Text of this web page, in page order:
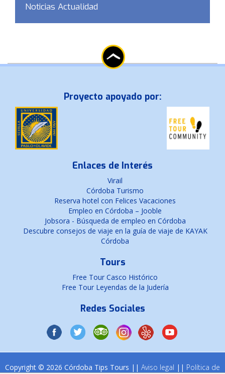
Noticias Actualidad
Proyecto apoyado por:
Enlaces de Interés
Virail
Córdoba Turismo
Reserva hotel con Felices Vacaciones
Empleo en Córdoba – Jooble
Jobsora - Búsqueda de empleo en Córdoba
Descubre consejos de viaje en la guía de viaje de KAYAK
Córdoba
Tours
Free Tour Casco Histórico
Free Tour Leyendas de la Judería
Redes Sociales
Copyright © 2026 Córdoba Tips Tours || Aviso legal || Política de